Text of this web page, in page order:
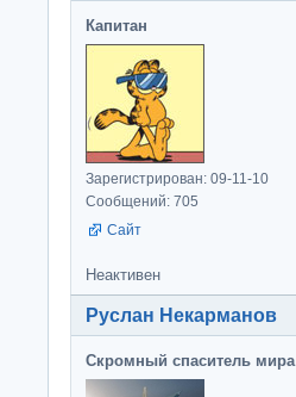
Капитан
Зарегистрирован: 09-11-10
Сообщений: 705
Сайт
Неактивен
Руслан Некарманов
Скромный спаситель мира